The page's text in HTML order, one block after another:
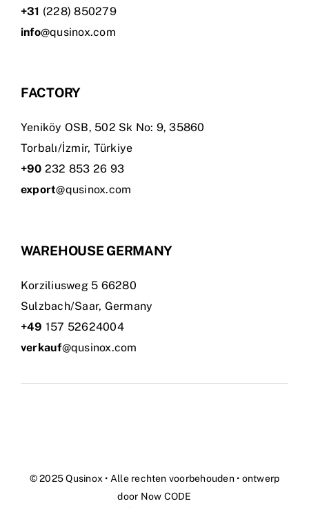
+31 (228) 850279
info@qusinox.com
FACTORY
Yeniköy OSB, 502 Sk No: 9, 35860
Torbalı/İzmir, Türkiye
+90 232 853 26 93
export@qusinox.com
WAREHOUSE GERMANY
Korziliusweg 5 66280
Sulzbach/Saar, Germany
+49 157 52624004
verkauf@qusinox.com
© 2025 Qusinox • Alle rechten voorbehouden • ontwerp
door Now CODE